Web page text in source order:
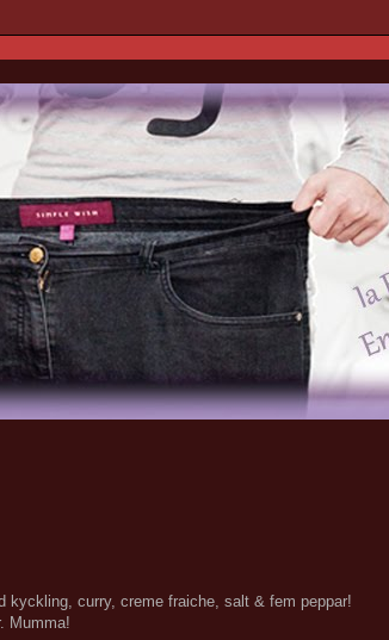
kyckling, curry, creme fraiche, salt & fem peppar!
Mumma!